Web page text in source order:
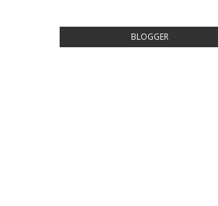
BLOGGER